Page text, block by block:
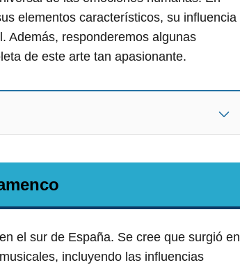
elementos característicos, su influencia
Además, responderemos algunas
de este arte tan apasionante.
el sur de España. Se cree que surgió en
incluyendo las influencias